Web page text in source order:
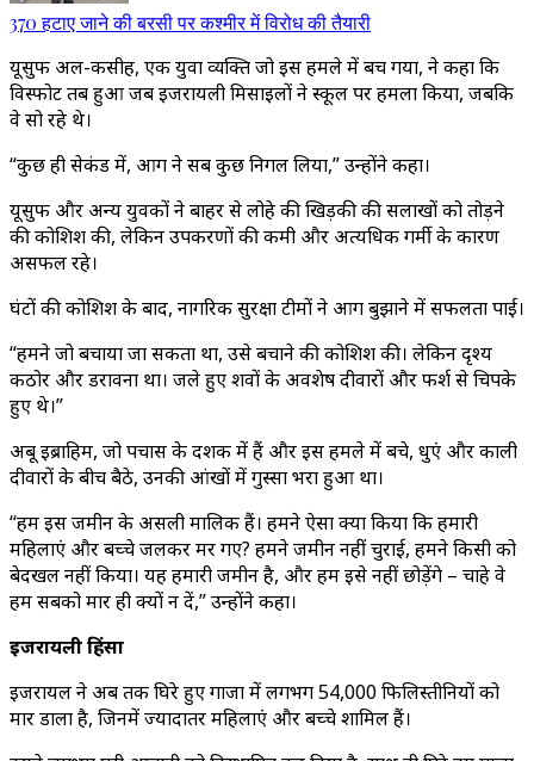
370 हटाए जाने की बरसी पर कश्मीर में विरोध की तैयारी
यूसुफ अल-कसीह, एक युवा व्यक्ति जो इस हमले में बच गया, ने कहा कि
विस्फोट तब हुआ जब इजरायली मिसाइलों ने स्कूल पर हमला किया, जबकि
वे सो रहे थे।
“कुछ ही सेकंड में, आग ने सब कुछ निगल लिया,” उन्होंने कहा।
यूसुफ और अन्य युवकों ने बाहर से लोहे की खिड़की की सलाखों को तोड़ने
की कोशिश की, लेकिन उपकरणों की कमी और अत्यधिक गर्मी के कारण
असफल रहे।
घंटों की कोशिश के बाद, नागरिक सुरक्षा टीमों ने आग बुझाने में सफलता पाई।
“हमने जो बचाया जा सकता था, उसे बचाने की कोशिश की। लेकिन दृश्य
कठोर और डरावना था। जले हुए शवों के अवशेष दीवारों और फर्श से चिपके
हुए थे।”
अबू इब्राहिम, जो पचास के दशक में हैं और इस हमले में बचे, धुएं और काली
दीवारों के बीच बैठे, उनकी आंखों में गुस्सा भरा हुआ था।
“हम इस जमीन के असली मालिक हैं। हमने ऐसा क्या किया कि हमारी
महिलाएं और बच्चे जलकर मर गए? हमने जमीन नहीं चुराई, हमने किसी को
बेदखल नहीं किया। यह हमारी जमीन है, और हम इसे नहीं छोड़ेंगे – चाहे वे
हम सबको मार ही क्यों न दें,” उन्होंने कहा।
इजरायली हिंसा
इजरायल ने अब तक घिरे हुए गाजा में लगभग 54,000 फिलिस्तीनियों को
मार डाला है, जिनमें ज्यादातर महिलाएं और बच्चे शामिल हैं।